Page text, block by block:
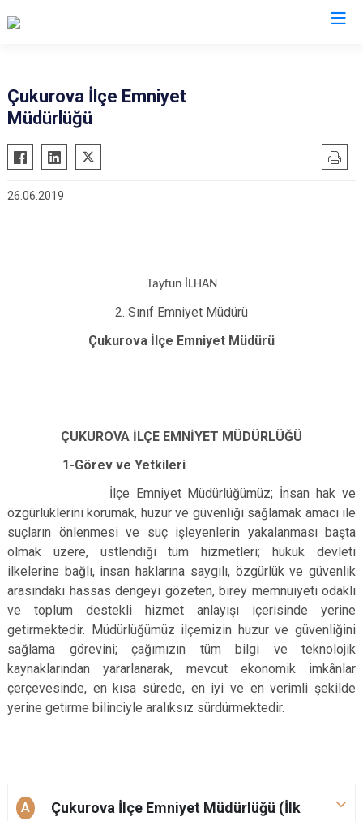
Aladağ
Ceyhan
İmamoğlu
Çukurova
Çukurova İlçe Emniyet
Müdürlüğü
26.06.2019
Tayfun İLHAN
2. Sınıf Emniyet Müdürü
Çukurova İlçe Emniyet Müdürü
ÇUKUROVA İLÇE EMNİYET MÜDÜRLÜĞÜ
1-Görev ve Yetkileri
İlçe Emniyet Müdürlüğümüz; İnsan hak ve
özgürlüklerini korumak, huzur ve güvenliği sağlamak amacı ile
suçların önlenmesi ve suç işleyenlerin yakalanması başta
olmak üzere, üstlendiği tüm hizmetleri; hukuk devleti
ilkelerine bağlı, insan haklarına saygılı, özgürlük ve güvenlik
arasındaki hassas dengeyi gözeten, birey memnuiyeti odaklı
ve toplum destekli hizmet anlayışı içerisinde yerine
getirmektedir. Müdürlüğümüz ilçemizin huzur ve güvenliğini
sağlama görevini; çağımızın tüm bilgi ve teknolojik
kaynaklarından yararlanarak, mevcut ekonomik imkânlar
çerçevesinde, en kısa sürede, en iyi ve en verimli şekilde
yerine getirme bilinciyle aralıksız sürdürmektedir.
A
Çukurova İlçe Emniyet Müdürlüğü (İlk